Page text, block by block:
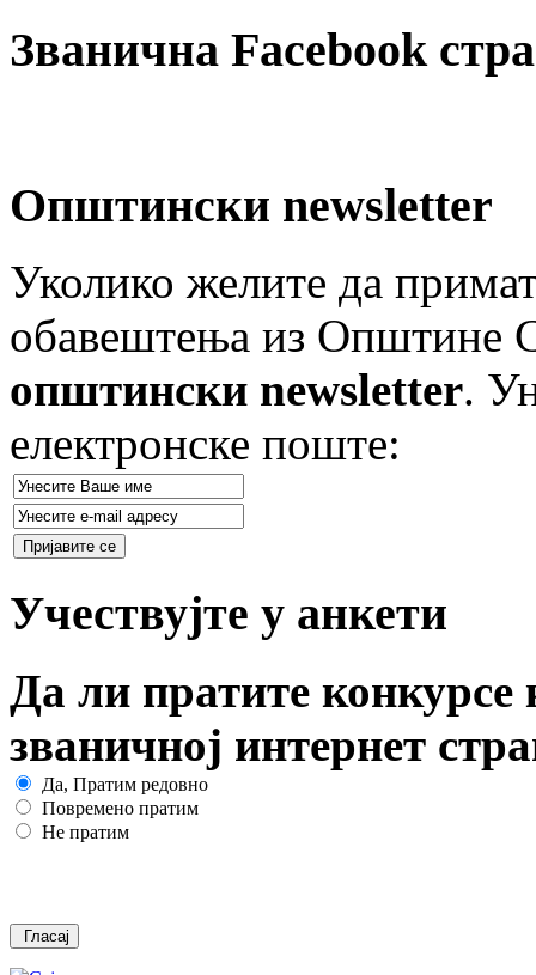
Званична Facebook
Општински newsletter
Уколико желите да
обавештења из Општине
општински newsletter.
електронске поште:
Учествујте у анкети
Да ли пратите конкурсе
званичној интернет
Да, Пратим редовно
Повремено пратим
Не пратим